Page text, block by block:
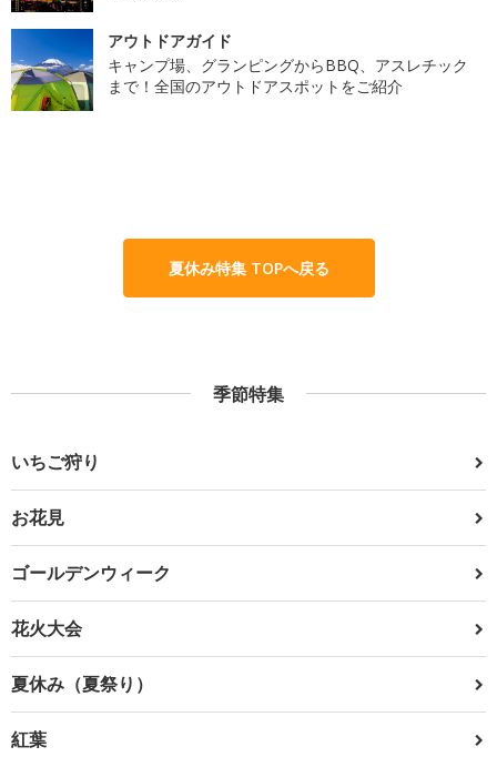
アウトドアガイド
キャンプ場、グランピングからBBQ、アスレチック
まで！全国のアウトドアスポットをご紹介
夏休み特集 TOPへ戻る
季節特集
いちご狩り
お花見
ゴールデンウィーク
花火大会
夏休み（夏祭り）
紅葉